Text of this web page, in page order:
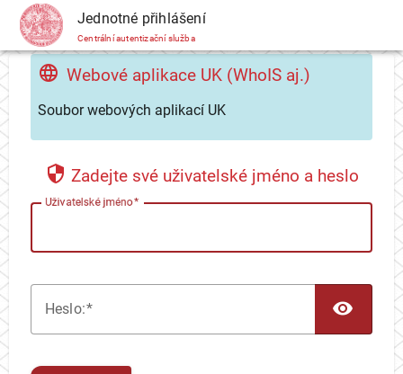
CAS Jednotné přihlášení
Centrální autentizační služba
Webové aplikace UK (WhoIS aj.)
Soubor webových aplikací UK
Zadejte své uživatelské jméno a heslo
Uživatelské jméno
Heslo: